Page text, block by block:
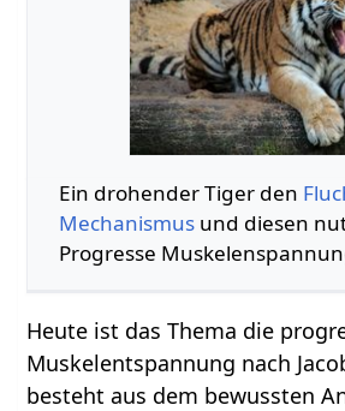
Ein drohender Tiger den
Mechanismusund diesen
Progresse
Heute ist das Thema die
Muskelentspannung nach
besteht aus dem bewussten